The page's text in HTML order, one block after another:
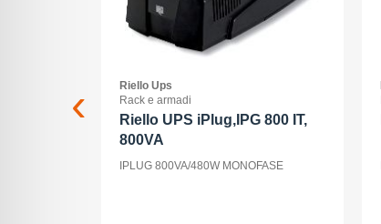
Riello Ups
Rack e armadi
Riello UPS iPlug,IPG 800 IT,
800VA
IPLUG 800VA/480W MONOFASE